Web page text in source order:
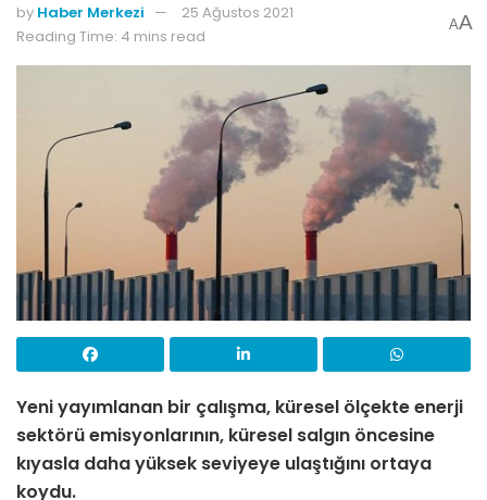
by Haber Merkezi
25 Ağustos 2021
Reading Time: 4 mins read
AA
Yeni yayımlanan bir çalışma, küresel ölçekte enerji
sektörü emisyonlarının, küresel salgın öncesine
kıyasla daha yüksek seviyeye ulaştığını ortaya
koydu.